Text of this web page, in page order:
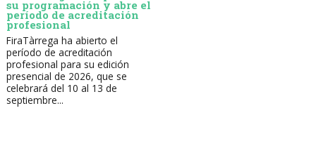
su programación y abre el
período de acreditación
profesional
FiraTàrrega ha abierto el
período de acreditación
profesional para su edición
presencial de 2026, que se
celebrará del 10 al 13 de
septiembre...